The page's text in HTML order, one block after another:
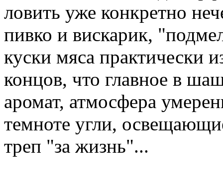
ловить уже конкретно
пивко и вискарик,
куски мяса практически
концов, что главное в
аромат, атмосфера
темноте угли,
треп "за жизнь"...